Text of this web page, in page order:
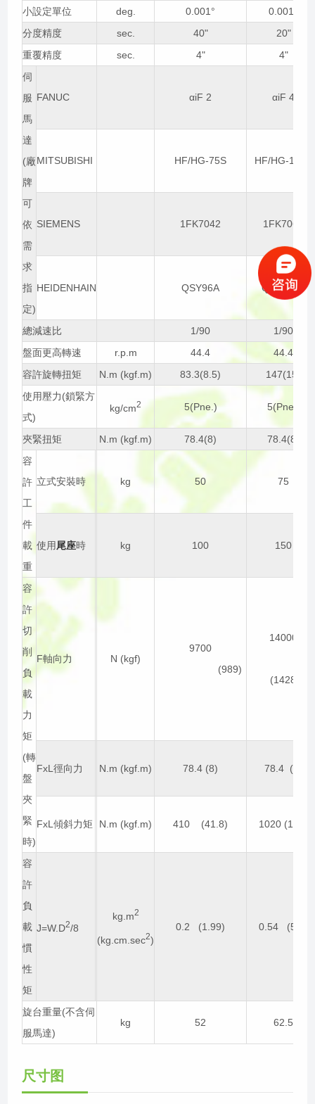
小設定單位 deg. 0.001°
0.001°
分度精度
sec. 40"
20"
重覆精度
sec. 4"
4"
伺
服
馬
達
(廠
牌
可
依
需
求
指
定)
FANUC αiF 2 αiF 4
MITSUBISHI HF/HG-75S HF/HG-104S
SIEMENS 1FK7042 1FK7060
HEIDENHAIN QSY96A QSY116C
總減速比 1/90
1/90
盤面更高轉速
r.p.m 44.4
44.4
容許旋轉扭矩
N.m (kgf.m) 83.3(8.5)
147(15)
使用壓力(鎖緊方
式)
kg/cm2 5(Pne.) 5(Pne.)
夾緊扭矩 N.m (kgf.m) 78.4(8)
78.4(8)
容
許
工
件
載
重
立式安裝時 kg 50 75
使用尾座時 kg 100 150
容
許
切
削
負
載
力
矩
(轉
盤
夾
緊
時)
F軸向力 N (kgf)
9700
(989)
14000
(1428)
FxL徑向力 N.m (kgf.m) 78.4 (8) 78.4 (8)
FxL傾斜力矩 N.m (kgf.m) 410 (41.8) 1020 (104)
容
許
負
載
慣
性
矩
J=W.D2/8
kg.m2
(kg.cm.sec2)
0.2 (1.99) 0.54 (5.5)
旋台重量(不含伺
服馬達)
kg 52 62.5
尺寸图